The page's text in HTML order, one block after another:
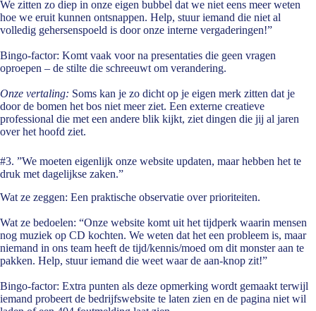
We zitten zo diep in onze eigen bubbel dat we niet eens meer weten
hoe we eruit kunnen ontsnappen. Help, stuur iemand die niet al
volledig gehersenspoeld is door onze interne vergaderingen!”
Bingo-factor: Komt vaak voor na presentaties die geen vragen
oproepen – de stilte die schreeuwt om verandering.
Onze vertaling: Soms kan je zo dicht op je eigen merk zitten dat je
door de bomen het bos niet meer ziet. Een externe creatieve
professional die met een andere blik kijkt, ziet dingen die jij al jaren
over het hoofd ziet.
#3. ”We moeten eigenlijk onze website updaten, maar hebben het te
druk met dagelijkse zaken.”
Wat ze zeggen: Een praktische observatie over prioriteiten.
Wat ze bedoelen: “Onze website komt uit het tijdperk waarin mensen
nog muziek op CD kochten. We weten dat het een probleem is, maar
niemand in ons team heeft de tijd/kennis/moed om dit monster aan te
pakken. Help, stuur iemand die weet waar de aan-knop zit!”
Bingo-factor: Extra punten als deze opmerking wordt gemaakt terwijl
iemand probeert de bedrijfswebsite te laten zien en de pagina niet wil